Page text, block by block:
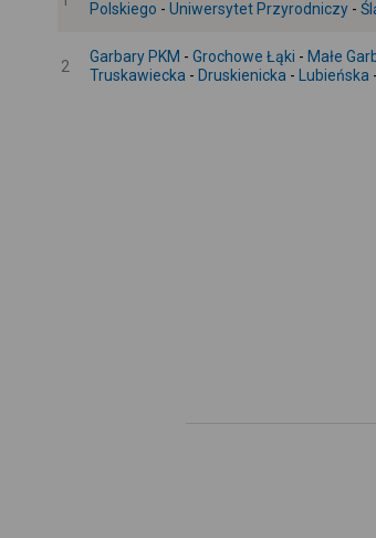
Polskiego - Uniwersytet Przyrodniczy -
2
Garbary PKM - Grochowe Łąki - Małe
Truskawiecka - Druskienicka - Lubieńska -